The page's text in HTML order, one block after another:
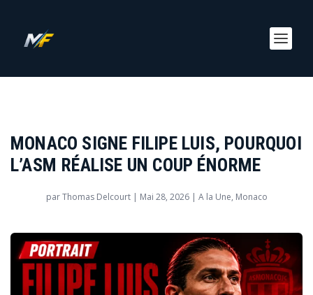
MONACO SIGNE FILIPE LUIS, POURQUOI
L’ASM RÉALISE UN COUP ÉNORME
parThomas Delcourt| Mai 28, 2026| A la Une, Monaco